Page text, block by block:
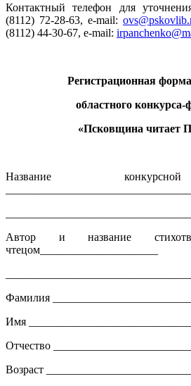
Контактный телефон для
(8112) 72-28-63, e-mail:
(8112) 44-30-67, e-mail:
Регистрационная
областного конкурса-
«Псковщина читает
Название
Автор и название
чтецом_____________________
Фамилия
Имя
Отчество
Возраст